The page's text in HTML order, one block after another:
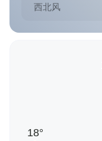
西北风